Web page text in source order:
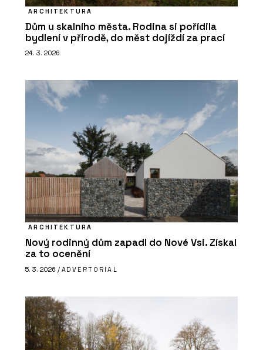
O FIRMĚ
Aquamarine Spa
Spa
ARCHITEKTURA
Dům u skalního města. Rodina si pořídila
bydlení v přírodě, do měst dojíždí za prací
24. 3. 2026
ARCHITEKTURA
Nový rodinný dům zapadl do Nové Vsi. Získal
za to ocenění
5. 3. 2026 / ADVERTORIAL